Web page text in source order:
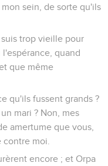
sein, de sorte qu'ils
trop vieille pour
quand
que même
qu'ils fussent grands ?
mari ? Non, mes
amertume que vous,
moi.
encore ; et Orpa